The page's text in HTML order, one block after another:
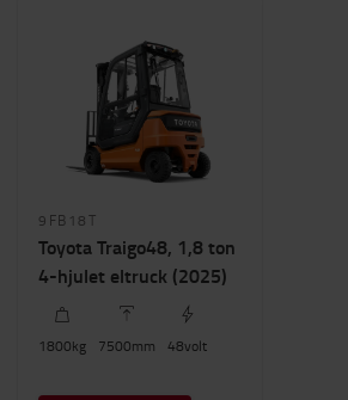
9FB18T
Toyota Traigo48, 1,8 ton
4-hjulet eltruck (2025)
1800kg 7500mm 48volt